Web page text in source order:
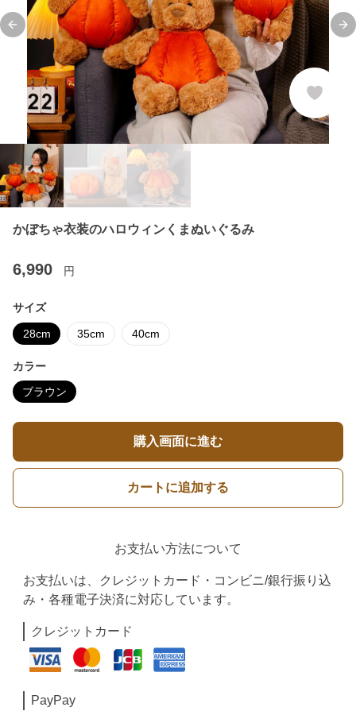
Previous slide
かぼちゃ衣装のハロウィンくまぬいぐるみ
6,990 円
サイズ
28cm 35cm 40cm
カラー
ブラウン
購入画面に進む
カートに追加する
お支払い方法について
お支払いは、クレジットカード・コンビニ/銀行振り込
み・各種電子決済に対応しています。
クレジットカード
PayPay